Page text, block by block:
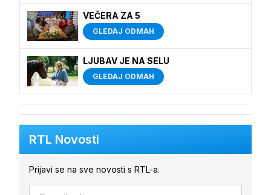
VEČERA ZA 5
GLEDAJ ODMAH
LJUBAV JE NA SELU
GLEDAJ ODMAH
RTL Novosti
Prijavi se na sve novosti s RTL-a.